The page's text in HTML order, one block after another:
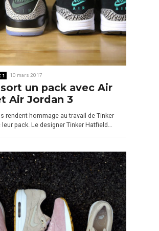
1 10 mars 2017
un pack avec Air
Air Jordan 3
rendent hommage au travail de Tinker
pack. Le designer Tinker Hatfield…